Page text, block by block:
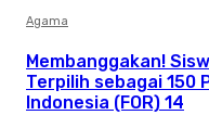
Agama
Membanggakan!
Terpilih sebagai 150
Indonesia (FOR) 14